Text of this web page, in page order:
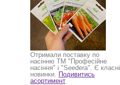
Отримали поставку по
насінню ТМ "Професійне
насіння" і "Seedera". Є класні
новинки. Подивитись
асортимент